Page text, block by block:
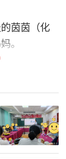
茵茵（化
。